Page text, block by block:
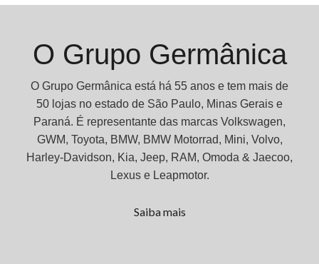
O Grupo Germânica
O Grupo Germânica está há 55 anos e tem mais de
50 lojas no estado de São Paulo, Minas Gerais e
Paraná. É representante das marcas Volkswagen,
GWM, Toyota, BMW, BMW Motorrad, Mini, Volvo,
Harley-Davidson, Kia, Jeep, RAM, Omoda & Jaecoo,
Lexus e Leapmotor.
Saiba mais